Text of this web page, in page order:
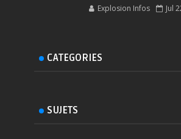
Explosion Infos Jul
CATEGORIES
SUJETS